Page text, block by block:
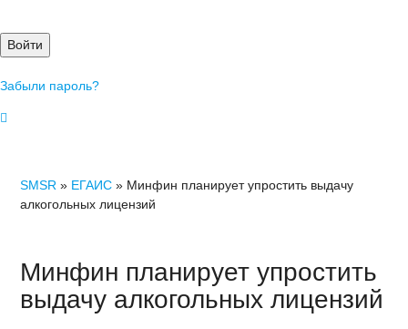
Войти
Забыли пароль?
SMSR » ЕГАИС » Минфин планирует упростить выдачу
алкогольных лицензий
Минфин планирует упростить
выдачу алкогольных лицензий